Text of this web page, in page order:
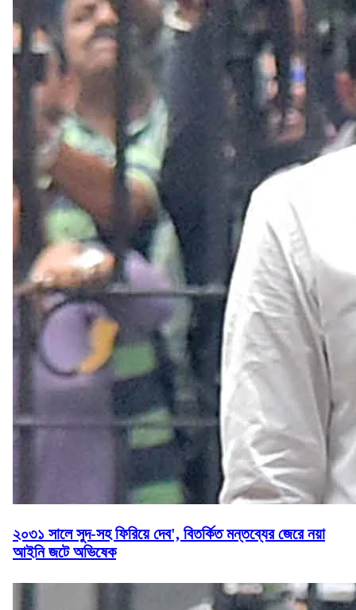
২০৩১ সালে সুদ-সহ ফিরিয়ে দেব', বিতর্কিত মন্তব্যের জেরে নয়া
আইনি জটে অভিষেক